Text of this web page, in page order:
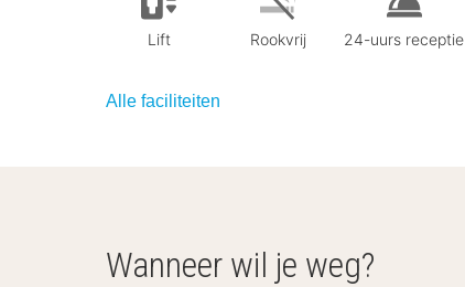
Lift Rookvrij 24-uurs receptie
Alle faciliteiten
Wanneer wil je weg?